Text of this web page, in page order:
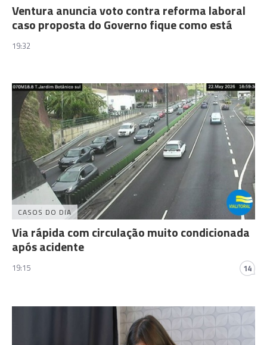
Ventura anuncia voto contra reforma laboral
caso proposta do Governo fique como está
19:32
CASOS DO DIA
Via rápida com circulação muito condicionada
após acidente
19:15 14